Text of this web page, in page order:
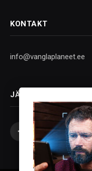
KONTAKT
info@vanglaplaneet.ee
JÄLGI
Facebook
X
(Twitter)